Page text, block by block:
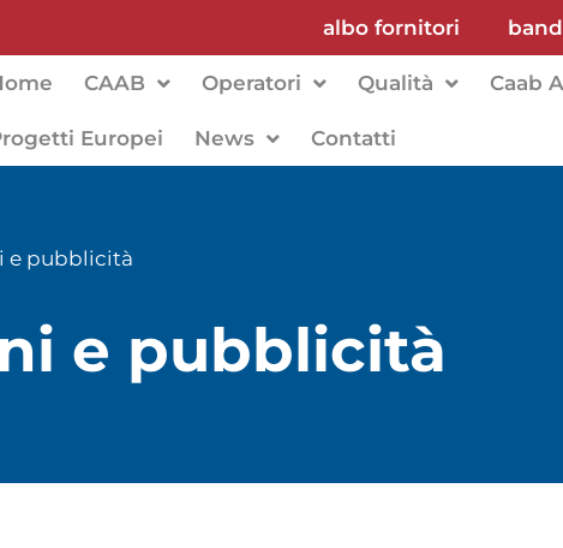
albo fornitori
CAAB Operatori Qualità Caab
Europei News Contatti
e pubblicità
e pubblicità